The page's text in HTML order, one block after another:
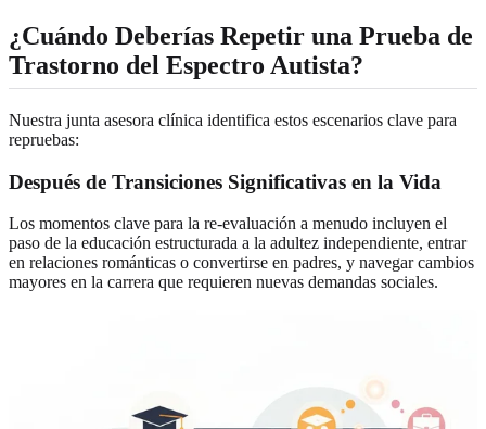
¿Cuándo Deberías Repetir una Prueba de
Trastorno del Espectro Autista?
Nuestra junta asesora clínica identifica estos escenarios clave para
repruebas:
Después de Transiciones Significativas en la Vida
Los momentos clave para la re-evaluación a menudo incluyen el
paso de la educación estructurada a la adultez independiente, entrar
en relaciones románticas o convertirse en padres, y navegar cambios
mayores en la carrera que requieren nuevas demandas sociales.